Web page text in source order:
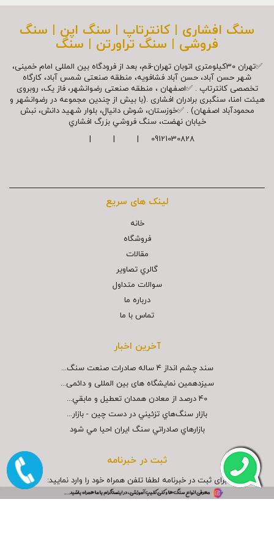
سنگ افشاری | کانترتاپ | سنگ اپن | سنگ
فروشی | سنگ تراورتن | سنگ
✅تهران 30کیلومتری اتوبان تهران-قم، بعد از فرودگاه بین المللی امام خمینی،
شهر حسن آباد، حسن آباد فشافویه، منطقه صنعتی شمس آباد، کارگاه
تخصصی کانترتاپ . ✅اصفهان ، منطقه صنعتی رضوانشهر، فاز یک، روبروی
هیئت امنا، سنگبری برادران افشاری .(با بیش از چندین مجموعه در رضوانشهر و
محمودآباد اصفهان) . ✅خوزستان، شوش دانیال، بلوار شهيد دانش، نبش
خیابان نهضت، سنگ فروشي بزرگ افشاري
09121030828 | | |
لینک های سریع
خانه
فروشگاه
مقالات
گالري تصاوير
سوالات متداول
درباره ما
تماس با ما
آخرین اخبار
سند چشم انداز ۴ ساله صادرات صنعت سنگ...
سیزدهمین نمایشگاه های بین المللی و دائمی...
40 درصد از معادن همدان تعطيل و مابقي...
بازار سنگ‌هاي تزئيني در دست چين - بازار...
بازارهاي صادراتي سنگ ايران احيا مي شود
ثبت در خبرنامه
برای ثبت در خبرنامه لطفا تلفن همراه خود را وارد نمایید:
×